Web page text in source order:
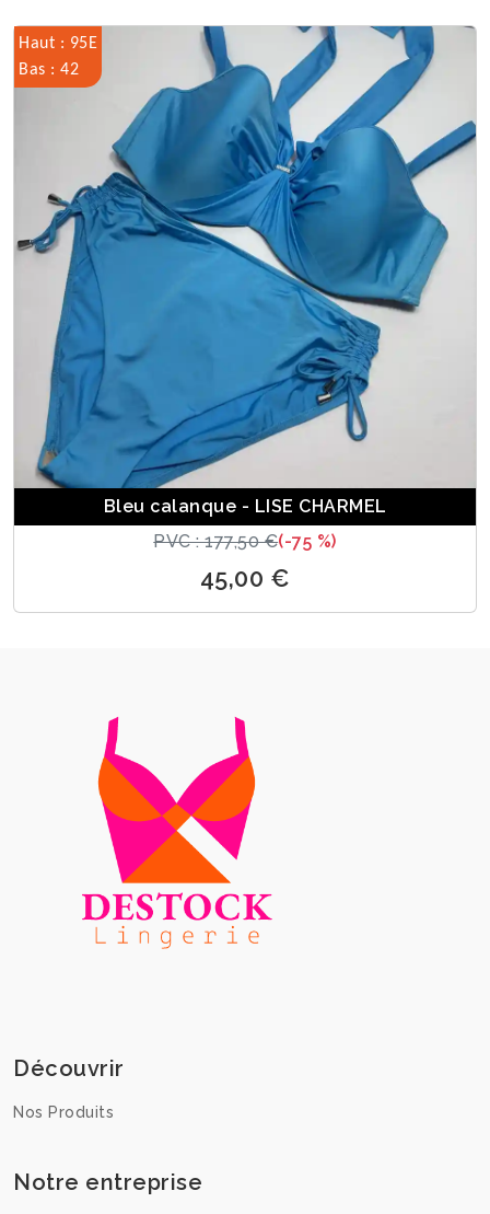
Haut : 95E
Bas : 42
Bleu calanque - LISE CHARMEL
PVC : 177,50 €(-75 %)
45,00 €
Découvrir
Nos Produits
Notre entreprise